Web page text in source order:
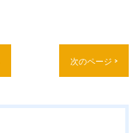
次のページ >